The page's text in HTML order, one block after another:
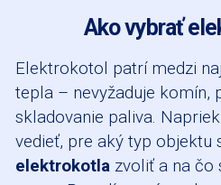
Ako vybrať
Elektrokotol patrí medzi
tepla – nevyžaduje komín,
skladovanie paliva.
vedieť, pre aký typ objektu
elektrokotla zvoliť a na čo